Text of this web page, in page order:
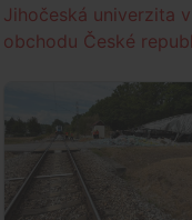
Jihočeská univerzita
obchodu České